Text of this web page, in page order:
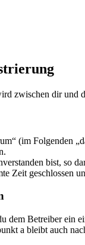
zwischen dir und
(im Folgenden
bist, so
Zeit geschlossen
dem Betreiber ein
a bleibt auch